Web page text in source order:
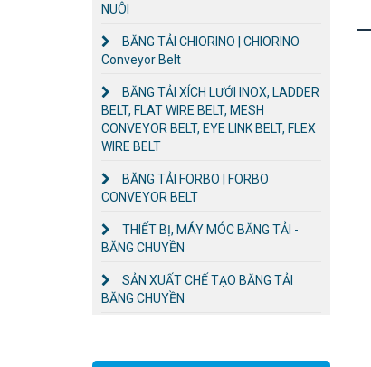
NUÔI
BĂNG TẢI CHIORINO | CHIORINO
Conveyor Belt
BĂNG TẢI XÍCH LƯỚI INOX, LADDER
BELT, FLAT WIRE BELT, MESH
CONVEYOR BELT, EYE LINK BELT, FLEX
WIRE BELT
BĂNG TẢI FORBO | FORBO
CONVEYOR BELT
THIẾT BỊ, MÁY MÓC BĂNG TẢI -
BĂNG CHUYỀN
SẢN XUẤT CHẾ TẠO BĂNG TẢI
BĂNG CHUYỀN